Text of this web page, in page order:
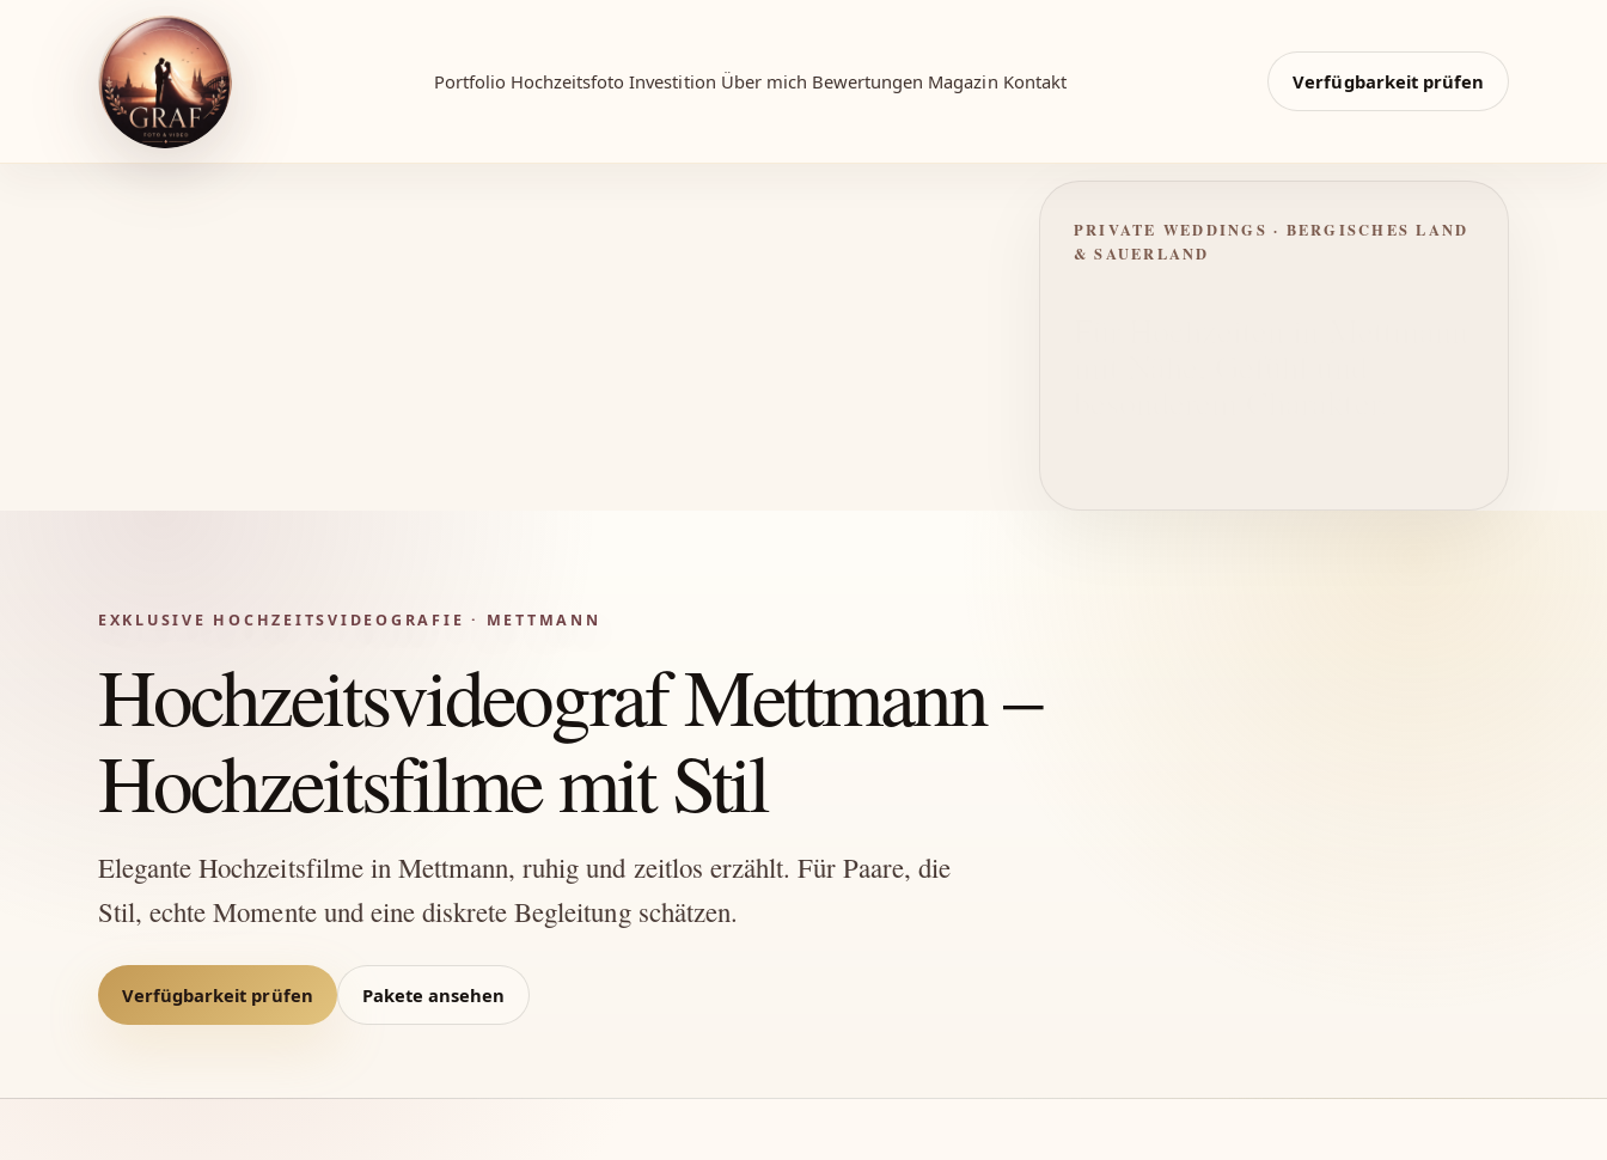
Portfolio Hochzeitsfoto Investition Über mich Bewertungen Magazin Kontakt Verfügbarkeit prüfen
PRIVATE WEDDINGS · BERGISCHES LAND
& SAUERLAND
EXKLUSIVE HOCHZEITSVIDEOGRAFIE · METTMANN
Hochzeitsvideograf Mettmann –
Hochzeitsfilme mit Stil
Elegante Hochzeitsfilme in Mettmann, ruhig und zeitlos erzählt. Für Paare, die
Stil, echte Momente und eine diskrete Begleitung schätzen.
Verfügbarkeit prüfen Pakete ansehen